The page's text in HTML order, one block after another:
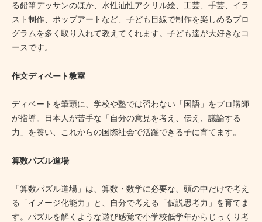
る鉛筆デッサンのほか、水性油性アクリル絵、工芸、手芸、イラ
スト制作、ポップアートなど、子ども目線で制作を楽しめるプロ
グラムを多く取り入れて教えてくれます。子ども達が大好きなコ
ースです。
作文ディベート教室
ディベートを筆頭に、学校や塾では習わない「国語」をプロ講師
が指導。日本人が苦手な「自分の意見を考え、伝え、議論する
力」を養い、これからの国際社会で活躍できる子に育てます。
算数パズル道場
「算数パズル道場」は、算数・数学に必要な、頭の中だけで考え
る「イメージ化能力」と、自分で考える「仮説思考力」を育てま
す。パズルを解くような遊び感覚で小学校低学年からじっくり考